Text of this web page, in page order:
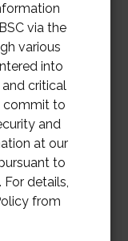
Polo Club –
นสมาคม
ม 2565
via the
various
into
critical
commit to
and
at our
to
details,
from